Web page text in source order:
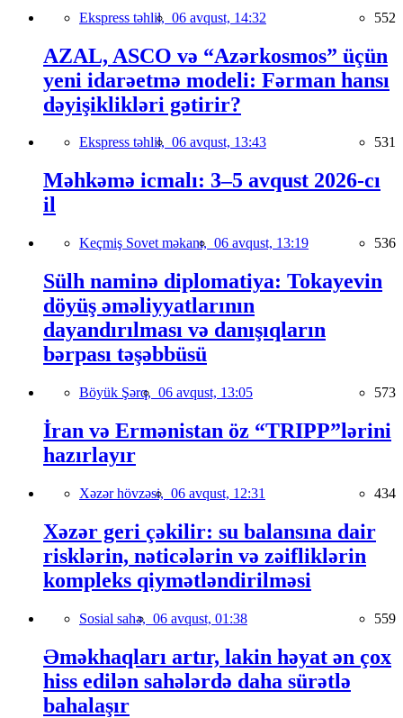
Ekspress təhlil, 06 avqust, 14:32 552
AZAL, ASCO və “Azərkosmos” üçün
yeni idarəetmə modeli: Fərman hansı
dəyişiklikləri gətirir?
Ekspress təhlil, 06 avqust, 13:43 531
Məhkəmə icmalı: 3–5 avqust 2026-cı
il
Keçmiş Sovet məkanı, 06 avqust, 13:19 536
Sülh naminə diplomatiya: Tokayevin
döyüş əməliyyatlarının
dayandırılması və danışıqların
bərpası təşəbbüsü
Böyük Şərq, 06 avqust, 13:05 573
İran və Ermənistan öz “TRIPP”lərini
hazırlayır
Xəzər hövzəsi, 06 avqust, 12:31 434
Xəzər geri çəkilir: su balansına dair
risklərin, nəticələrin və zəifliklərin
kompleks qiymətləndirilməsi
Sosial sahə, 06 avqust, 01:38 559
Əməkhaqları artır, lakin həyat ən çox
hiss edilən sahələrdə daha sürətlə
bahalaşır